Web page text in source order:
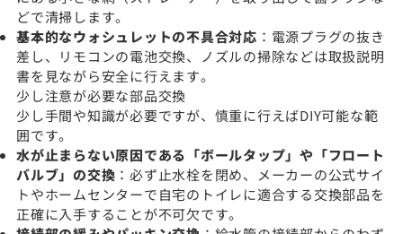
どで清掃します。
基本的なウォシュレットの不具合対応 ：電源プラグの抜き
差し、リモコンの電池交換、ノズルの掃除などは取扱説明
書を見ながら安全に行えます。
少し注意が必要な部品交換
少し手間や知識が必要ですが、慎重に行えばDIY可能な範
囲です。
水が止まらない原因である「ボールタップ」や「フロート
バルブ」の交換 ：必ず止水栓を閉め、メーカーの公式サイ
トやホームセンターで自宅のトイレに適合する交換部品を
正確に入手することが不可欠です。